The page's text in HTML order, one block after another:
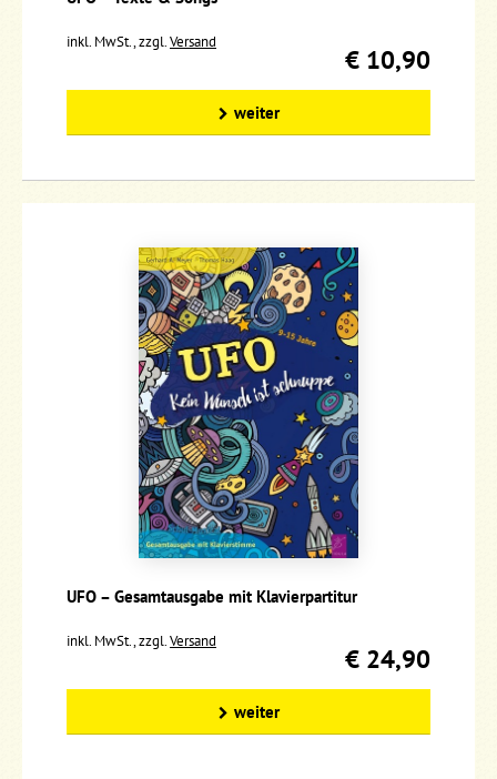
inkl. MwSt., zzgl.Versand
€ 10,90
weiter
UFO – Gesamtausgabe mit Klavierpartitur
inkl. MwSt., zzgl.Versand
€ 24,90
weiter